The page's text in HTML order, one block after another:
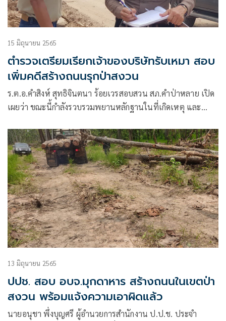
15 มิถุนายน 2565
ตำรวจเตรียมเรียกเจ้าของบริษัทรับเหมา สอบ
เพิ่มคดีสร้างถนนรุกป่าสงวน
ร.ต.อ.คำสิงห์ สุทธิจินตนา ร้อยเวรสอบสวน สภ.คำป่าหลาย เปิด
เผยว่า ขณะนี้กำลังรวบรวมพยานหลักฐานในที่เกิดเหตุ และ
เติม ส่วนข้อกล่าวหายังรวบรวมหลักฐาน ว่ามีใครบ้างที่เกี่ยวข้อง
ในการบุกรุกป่าก่อสร้างถนนดังกล่าว
13 มิถุนายน 2565
ปปช. สอบ อบจ.มุกดาหาร สร้างถนนในเขตป่า
สงวน พร้อมแจ้งความเอาผิดแล้ว
นายอนุชา พึ่งบุญศรี ผู้อำนวยการสำนักงาน ป.ป.ช. ประจำ